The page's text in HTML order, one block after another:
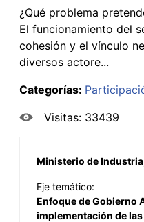
¿Qué problema
El funcionamiento del
cohesión y el vínculo
diversos actore...
Categorías:
Visitas: 33439
Ministerio de
Eje temático:
Enfoque de Gobierno
implementación de